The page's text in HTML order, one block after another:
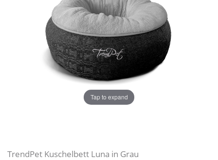
Tap to expand
TrendPet Kuschelbett Luna in Grau